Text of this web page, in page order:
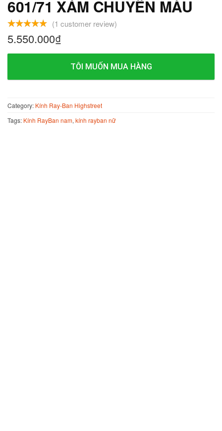
601/71 XÁM CHUYỂN MÀU
(1 customer review)
5.550.000₫
TÔI MUỐN MUA HÀNG
Category: Kính Ray-Ban Highstreet
Tags: Kính RayBan nam, kính rayban nữ